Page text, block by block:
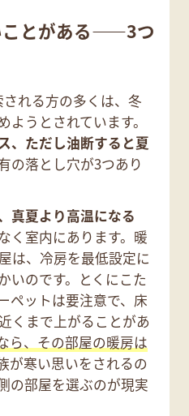
ことがある——3つ
される方の多くは、冬
うとされています。
、ただし油断すると夏
の落とし穴が3つあり
真夏より高温になる
く室内にあります。暖
は、冷房を最低設定に
いのです。とくにこた
ペットは要注意で、床
くまで上がることがあ
ら、その部屋の暖房は
が寒い思いをされるの
の部屋を選ぶのが現実